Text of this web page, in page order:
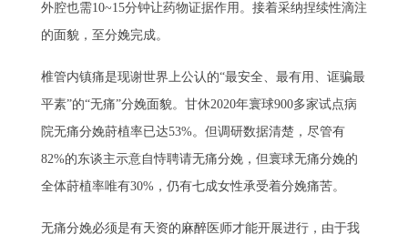
外腔也需10~15分钟让药物证据作用。接着采纳捏续性滴注
的面貌，至分娩完成。
椎管内镇痛是现谢世界上公认的“最安全、最有用、诓骗最
平素”的“无痛”分娩面貌。甘休2020年寰球900多家试点病
院无痛分娩莳植率已达53%。但调研数据清楚，尽管有
82%的东谈主示意自恃聘请无痛分娩，但寰球无痛分娩的
全体莳植率唯有30%，仍有七成女性承受着分娩痛苦。
无痛分娩必须是有天资的麻醉医师才能开展进行，由于我